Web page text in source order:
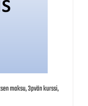
maksu, 3pvän kurssi,